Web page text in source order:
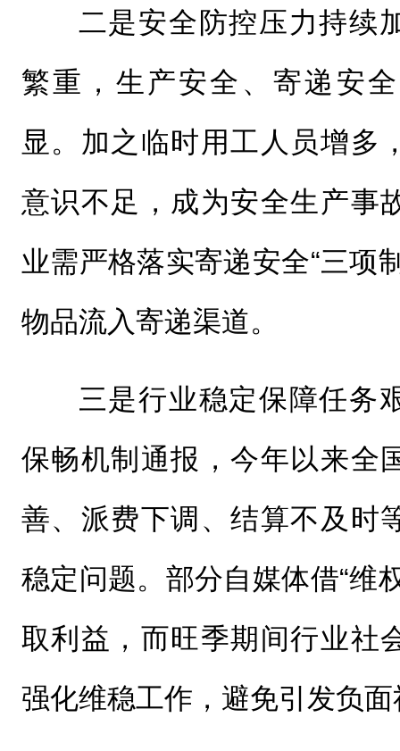
二是安全防控压力持续
繁重，生产安全、寄递安
显。加之临时用工人员增多
意识不足，成为安全生产事
业需严格落实寄递安全“三项
物品流入寄递渠道。
三是行业稳定保障任务
保畅机制通报，今年以来全
善、派费下调、结算不及时
稳定问题。部分自媒体借“维
取利益，而旺季期间行业社
强化维稳工作，避免引发负